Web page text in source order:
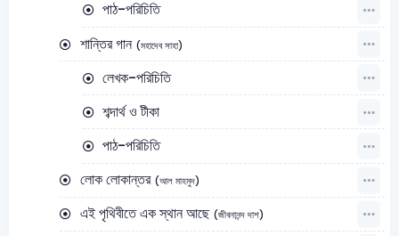
পাঠ-পরিচিতি
শান্তির গান (মহাদেব সাহা)
লেখক-পরিচিতি
শব্দার্থ ও টীকা
পাঠ-পরিচিতি
লোক লোকান্তর (আল মাহমুদ)
এই পৃথিবীতে এক স্থান আছে (জীবনানন্দ দাশ)